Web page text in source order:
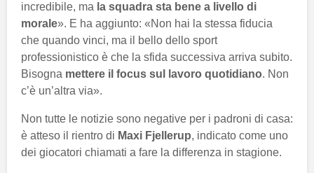
incredibile, ma la squadra sta bene a livello di
morale». E ha aggiunto: «Non hai la stessa fiducia
che quando vinci, ma il bello dello sport
professionistico è che la sfida successiva arriva subito.
Bisogna mettere il focus sul lavoro quotidiano. Non
c’è un’altra via».
Non tutte le notizie sono negative per i padroni di casa:
è atteso il rientro di Maxi Fjellerup, indicato come uno
dei giocatori chiamati a fare la differenza in stagione.